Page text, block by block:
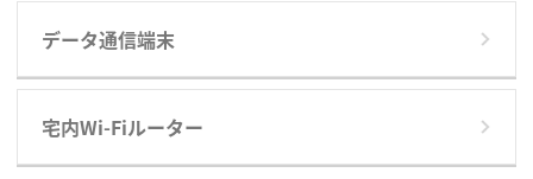
データ通信端末
宅内Wi-Fiルーター